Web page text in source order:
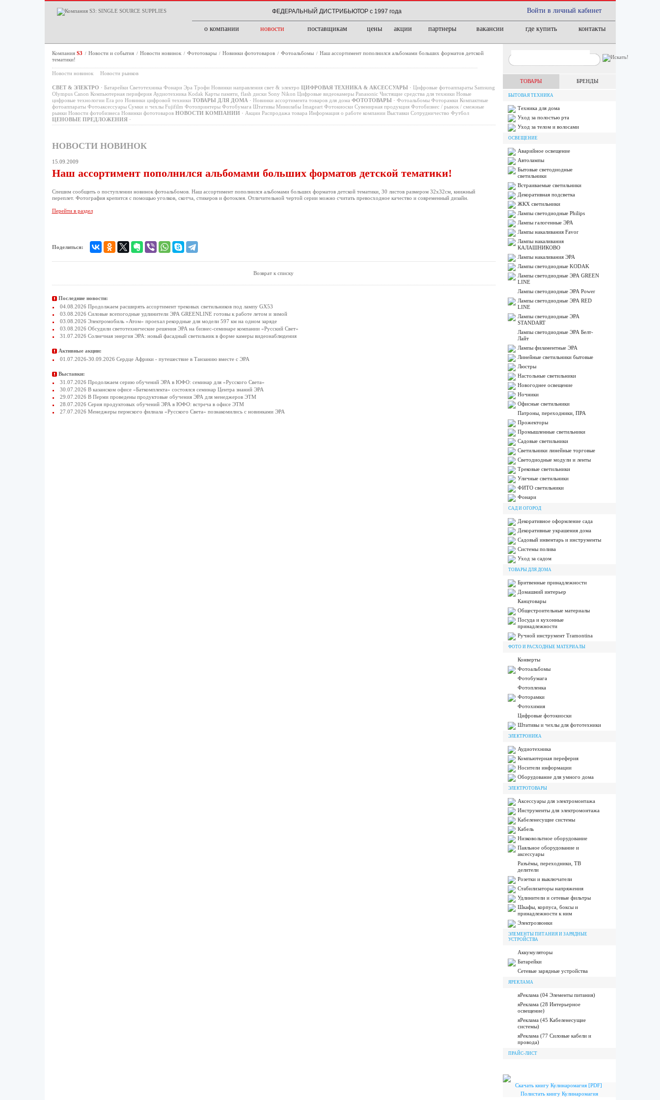
Войти в личный кабинет
ФЕДЕРАЛЬНЫЙ ДИСТРИБЬЮТОР с 1997 года
о компании новости поставщикам цены акции партнеры вакансии где купить контакты
Компания S3 / Новости и события / Новости новинок / Фототовары / Новинки фототоваров / Фотоальбомы / Наш ассортимент пополнился альбомами больших форматов детской
тематики!
Новости новинок Новости рынков
СВЕТ & ЭЛЕКТРО · Батарейки Светотехника Фонари Эра Трофи Новинки направления свет & электро ЦИФРОВАЯ ТЕХНИКА & АКСЕССУАРЫ · Цифровые фотоаппараты Samsung
Olympus Canon Компьютерная периферия Аудиотехника Kodak Карты памяти, flash диски Sony Nikon Цифровые видеокамеры Panasonic Чистящие средства для техники Новые
цифровые технологии Era pro Новинки цифровой техники ТОВАРЫ ДЛЯ ДОМА · Новинки ассортимента товаров для дома ФОТОТОВАРЫ · Фотоальбомы Фоторамки Компактные
фотоаппараты Фотоаксессуары Сумки и чехлы Fujifilm Фотопринтеры Фотобумага Штативы Минилабы Imageart Фотокиоски Сувенирная продукция Фотобизнес / рынок / смежные
рынки Новости фотобизнеса Новинки фототоваров НОВОСТИ КОМПАНИИ · Акции Распродажа товара Информация о работе компании Выставки Сотрудничество Футбол
ЦЕНОВЫЕ ПРЕДЛОЖЕНИЯ ·
НОВОСТИ НОВИНОК
15.09.2009
Наш ассортимент пополнился альбомами больших форматов детской тематики!
Спешим сообщить о поступлении новинок фотоальбомов. Наш ассортимент пополнился альбомами больших форматов детской тематики, 30 листов размером 32х32см, книжный
переплет. Фотография крепится с помощью уголков, скотча, стикеров и фотоклея. Отличительной чертой серии можно считать превосходное качество и современный дизайн.
Перейти в раздел
Поделиться:
Возврат к списку
Последние новости:
04.08.2026 Продолжаем расширять ассортимент трековых светильников под лампу GX53
03.08.2026 Силовые всепогодные удлинители ЭРА GREENLINE готовы к работе летом и зимой
03.08.2026 Электромобиль «Атом» проехал рекордные для модели 597 км на одном заряде
03.08.2026 Обсудили светотехнические решения ЭРА на бизнес-семинаре компании «Русский Свет»
31.07.2026 Солнечная энергия ЭРА: новый фасадный светильник в форме камеры видеонаблюдения
Активные акции:
01.07.2026-30.09.2026 Сердце Африки - путешествие в Танзанию вместе с ЭРА
Выставки:
31.07.2026 Продолжаем серию обучений ЭРА в ЮФО: семинар для «Русского Света»
30.07.2026 В казанском офисе «Баткомплекта» состоялся семинар Центра знаний ЭРА
29.07.2026 В Перми проведены продуктовые обучения ЭРА для менеджеров ЭТМ
28.07.2026 Серия продуктовых обучений ЭРА в ЮФО: встреча в офисе ЭТМ
27.07.2026 Менеджеры пермского филиала «Русского Света» познакомились с новинками ЭРА
ТОВАРЫ БРЕНДЫ
БЫТОВАЯ ТЕХНИКА
Техника для дома
Уход за полостью рта
Уход за телом и волосами
ОСВЕЩЕНИЕ
Аварийное освещение
Автолампы
Бытовые светодиодные
светильники
Встраиваемые светильники
Декоративная подсветка
ЖКХ светильники
Лампы cветодиодные Philips
Лампы галогенные ЭРА
Лампы накаливания Favor
Лампы накаливания
КАЛАШНИКОВО
Лампы накаливания ЭРА
Лампы светодиодные KODAK
Лампы светодиодные ЭРА GREEN
LINE
Лампы светодиодные ЭРА Power
Лампы светодиодные ЭРА RED
LINE
Лампы светодиодные ЭРА
STANDART
Лампы светодиодные ЭРА Белт-
Лайт
Лампы филаментные ЭРА
Линейные светильники бытовые
Люстры
Настольные светильники
Новогоднее освещение
Ночники
Офисные светильники
Патроны, переходники, ПРА
Прожекторы
Промышленные светильники
Садовые светильники
Светильники линейные торговые
Светодиодные модули и ленты
Трековые светильники
Уличные светильники
ФИТО светильники
Фонари
САД И ОГОРОД
Декоративное оформление сада
Декоративные украшения дома
Садовый инвентарь и инструменты
Системы полива
Уход за садом
ТОВАРЫ ДЛЯ ДОМА
Бритвенные принадлежности
Домашний интерьер
Канцтовары
Общестроительные материалы
Посуда и кухонные
принадлежности
Ручной инструмент Tramontina
ФОТО И РАСХОДНЫЕ МАТЕРИАЛЫ
Конверты
Фотоальбомы
Фотобумага
Фотопленка
Фоторамки
Фотохимия
Цифровые фотокиоски
Штативы и чехлы для фототехники
ЭЛЕКТРОНИКА
Аудиотехника
Компьютерная переферия
Носители информации
Оборудование для умного дома
ЭЛЕКТРОТОВАРЫ
Аксессуары для электромонтажа
Инструменты для электромонтажа
Кабеленесущие системы
Кабель
Низковольтное оборудование
Паяльное оборудование и
аксессуары
Разъёмы, переходники, ТВ
делители
Розетки и выключатели
Стабилизаторы напряжения
Удлинители и сетевые фильтры
Шкафы, корпуса, боксы и
принадлежности к ним
Электрозвонки
ЭЛЕМЕНТЫ ПИТАНИЯ И ЗАРЯДНЫЕ
УСТРОЙСТВА
Аккумуляторы
Батарейки
Сетевые зарядные устройства
ЯРЕКЛАМА
яРеклама (04 Элементы питания)
яРеклама (28 Интерьерное
освещение)
яРеклама (45 Кабеленесущие
системы)
яРеклама (77 Силовые кабели и
провода)
ПРАЙС-ЛИСТ
Скачать книгу Кулинаромагия [PDF]
Полистать книгу Кулинаромагия